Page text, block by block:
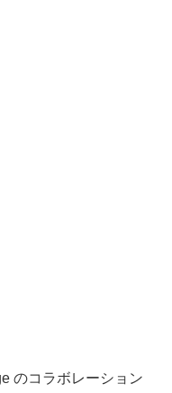
のコラボレーション